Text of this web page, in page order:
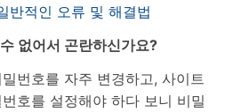
반적인 오류 및 해결법
없어서 곤란하신가요?
번호를 자주 변경하고, 사이트
호를 설정해야 하다 보니 비밀